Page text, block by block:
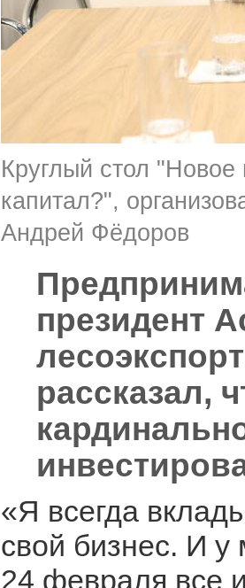
Круглый стол
капитал?",
Андрей Фёдоров
президент
рассказал,
«Я всегда
свой бизнес. И у
24 февраля все